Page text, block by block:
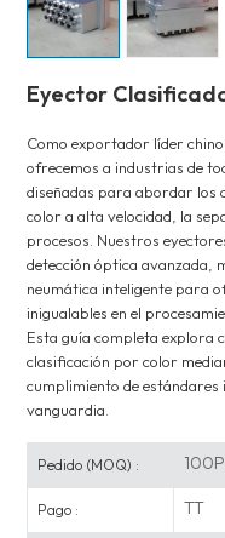
Eyector
Como exportador líder
ofrecemos a industrias de
diseñadas para abordar los
color a alta velocidad, la
procesos. Nuestros
detección óptica avanzada,
neumática inteligente para
inigualables en el
Esta guía completa explora
clasificación por color
cumplimiento de estándares
vanguardia.
Pedido (MOQ) :
Pago : TT